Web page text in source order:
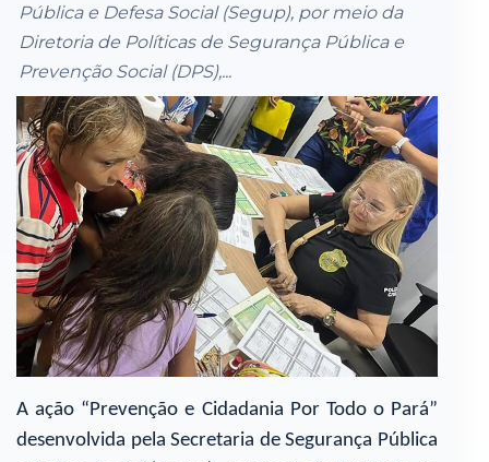
Pública e Defesa Social (Segup), por meio da
Diretoria de Políticas de Segurança Pública e
Prevenção Social (DPS),...
A ação “Prevenção e Cidadania Por Todo o Pará”
desenvolvida pela Secretaria de Segurança Pública